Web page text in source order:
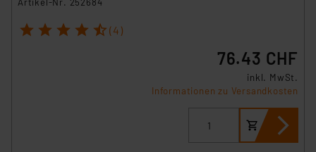
1 2 3 4 5 (4)
76.43 CHF
inkl. MwSt.
Informationen zu Versandkosten